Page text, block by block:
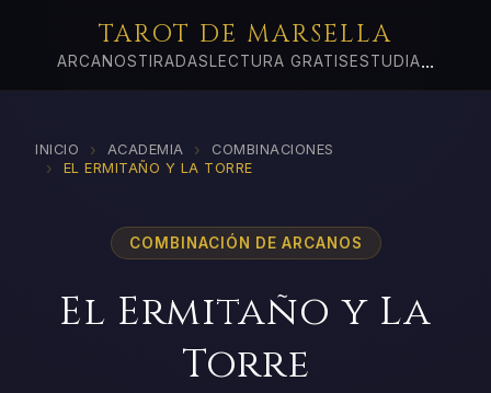
TAROT DE MARSELLA
ARCANOSTIRADAS LECTURA GRATIS ESTUDIA...
INICIO › ACADEMIA › COMBINACIONES
› EL ERMITAÑO Y LA TORRE
COMBINACIÓN DE ARCANOS
El Ermitaño y La
Torre